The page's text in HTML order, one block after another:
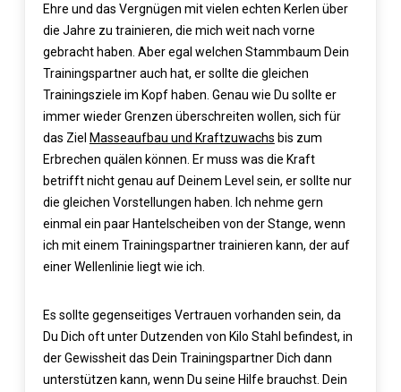
Ehre und das Vergnügen mit vielen echten Kerlen über
die Jahre zu trainieren, die mich weit nach vorne
gebracht haben. Aber egal welchen Stammbaum Dein
Trainingspartner auch hat, er sollte die gleichen
Trainingsziele im Kopf haben. Genau wie Du sollte er
immer wieder Grenzen überschreiten wollen, sich für
das Ziel Masseaufbau und Kraftzuwachs bis zum
Erbrechen quälen können. Er muss was die Kraft
betrifft nicht genau auf Deinem Level sein, er sollte nur
die gleichen Vorstellungen haben. Ich nehme gern
einmal ein paar Hantelscheiben von der Stange, wenn
ich mit einem Trainingspartner trainieren kann, der auf
einer Wellenlinie liegt wie ich.
Es sollte gegenseitiges Vertrauen vorhanden sein, da
Du Dich oft unter Dutzenden von Kilo Stahl befindest, in
der Gewissheit das Dein Trainingspartner Dich dann
unterstützen kann, wenn Du seine Hilfe brauchst. Dein